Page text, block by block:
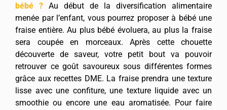
bébé ? Au début de la diversification alimentaire
menée par l’enfant, vous pourrez proposer à bébé une
fraise entière. Au plus bébé évoluera, au plus la fraise
sera coupée en morceaux. Après cette chouette
découverte de saveur, votre petit bout va pouvoir
retrouver ce goût savoureux sous différentes formes
grâce aux recettes DME. La fraise prendra une texture
lisse avec une confiture, une texture liquide avec un
smoothie ou encore une eau aromatisée. Pour faire